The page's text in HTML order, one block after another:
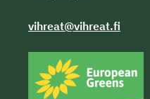
vihreat@vihreat.fi